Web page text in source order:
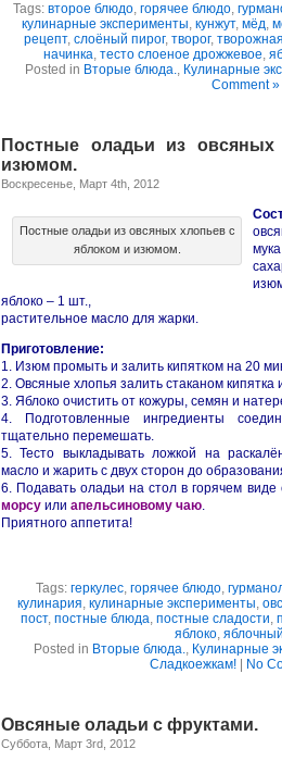
Tags: второе блюдо, горячее блюдо,
кулинарные эксперименты, кунжут, мёд,
рецепт, слоёный пирог, творог,
начинка, тесто слоеное дрожжевое,
Posted in Вторые блюда., Кулинарные
Comment »
Постные оладьи из
изюмом.
Воскресенье, Март 4th, 2012
Постные оладьи из овсяных хлопьев с
яблоком и изюмом.
яблоко – 1 шт.,
растительное масло для жарки.
Приготовление:
1. Изюм промыть и залить кипятком на 20
2. Овсяные хлопья залить стаканом кипятка
3. Яблоко очистить от кожуры, семян и
4. Подготовленные ингредиенты
тщательно перемешать.
5. Тесто выкладывать ложкой на
масло и жарить с двух сторон до
6. Подавать оладьи на стол в горячем
морсу или апельсиновому чаю.
Приятного аппетита!
Tags: геркулес, горячее блюдо,
кулинария, кулинарные эксперименты,
пост, постные блюда, постные сладости,
яблоко,
Posted in Вторые блюда., Кулинарные
Сладкоежкам!| No
Овсяные оладьи с фруктами.
Суббота, Март 3rd, 2012